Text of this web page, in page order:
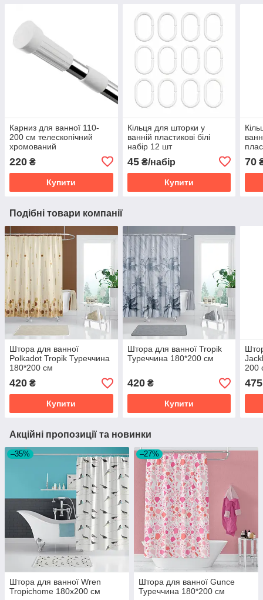
Карниз для ванної 110-
200 см телескопічний
хромований
220 ₴
Купити
Кільця для шторки у
ванній пластикові білі
набір 12 шт
45₴/набір
Купити
70
Подібні товари компанії
Штора для ванної
Polkadot Tropik Туреччина
180*200 см
420 ₴
Купити
Штора для ванної Tropik
Туреччина 180*200 см
420₴
Купити
200
475
Акційні пропозиції та новинки
–35%
Штора для ванної Wren
Tropichome 180x200 cм
–27%
Штора для ванної Gunce
Туреччина 180*200 см